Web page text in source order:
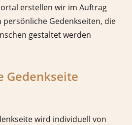
erstellen wir im Auftrag
Gedenkseiten, die
gestaltet werden
Gedenkseite
wird individuell von